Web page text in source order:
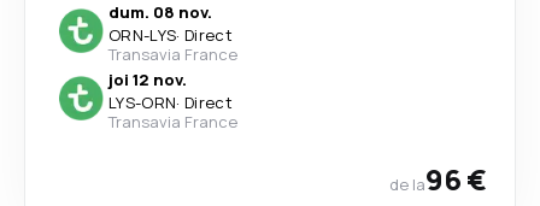
dum. 08 nov.
ORN-LYS· Direct
Transavia France
joi 12 nov.
LYS-ORN· Direct
Transavia France
de la96 €